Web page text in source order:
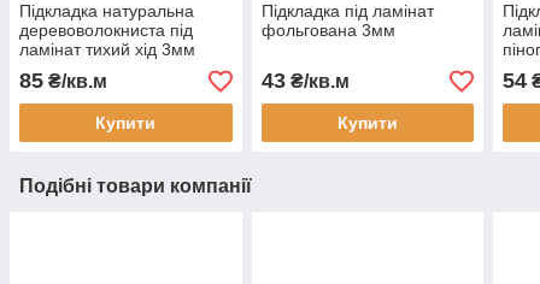
Підкладка натуральна
деревоволокниста під
ламінат тихий хід 3мм
85 ₴/кв.м
Купити
Підкладка під ламінат
фольгована 3мм
43₴/кв.м
Купити
54
Подібні товари компанії